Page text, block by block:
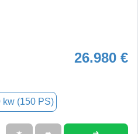
26.980 €
kw (150 PS)